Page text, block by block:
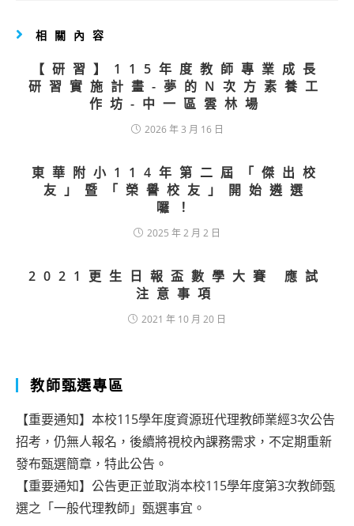
相關內容
【研習】115年度教師專業成長
研習實施計畫-夢的N次方素養工
作坊-中一區雲林場
2026 年 3 月 16 日
東華附小114年第二屆「傑出校
友」暨「榮譽校友」開始遴選
囉！
2025 年 2 月 2 日
2021更生日報盃數學大賽 應試
注意事項
2021 年 10 月 20 日
教師甄選專區
【重要通知】本校115學年度資源班代理教師業經3次公告
招考，仍無人報名，後續將視校內課務需求，不定期重新
發布甄選簡章，特此公告。
【重要通知】公告更正並取消本校115學年度第3次教師甄
選之「一般代理教師」甄選事宜。